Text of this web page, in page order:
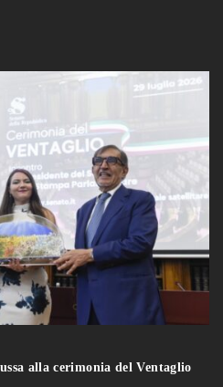
alla cerimonia del Ventaglio